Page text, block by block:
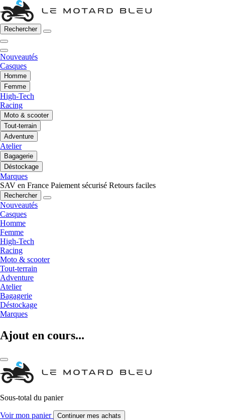
Rechercher
Nouveautés
Casques
Homme
Femme
High-Tech
Racing
Moto & scooter
Tout-terrain
Adventure
Atelier
Bagagerie
Déstockage
Marques
SAV en France Paiement sécurisé Retours faciles
Rechercher
Nouveautés
Casques
Homme
Femme
High-Tech
Racing
Moto & scooter
Tout-terrain
Adventure
Atelier
Bagagerie
Déstockage
Marques
Ajout en cours...
Sous-total du panier
Voir mon panier Continuer mes achats